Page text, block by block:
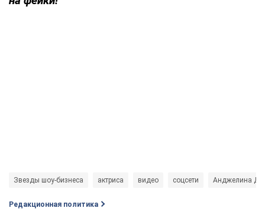
Звезды шоу-бизнеса актриса видео соцсети Анджелина
Редакционная политика